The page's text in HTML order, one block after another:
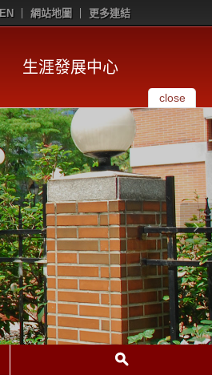
EN 網站地圖 更多連結
生涯發展中心
close